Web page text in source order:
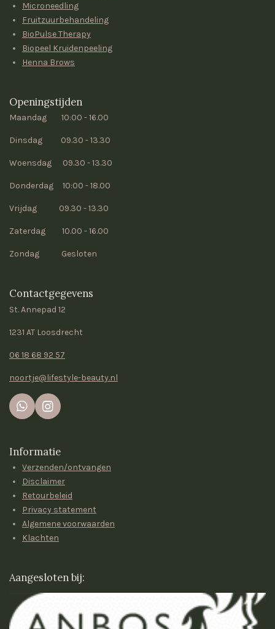
Microneedling
Fruitzuurbehandeling
BioPulse Therapy
Biopeel Kruidenpeeling
Henna Brows
Openingstijden
Maandag 10:00 - 16.00
Dinsdag 09.30 - 13.30
Woensdag 09.30 - 13.30
Donderdag 10:00 - 18.00
Vrijdag 09.30 - 13.30
Zaterdag 10.00 - 16.00
Zondag Gesloten
Contactgegevens
St. Annepad 12
1231 AT Loosdrecht
06 18 68 92 57
noortje@lifestyle-beauty.nl
W
h
t
s
A
p
p
I
n
t
a
g
r
a
Informatie
Verzenden/ontvangen
Disclaimer
Retourbeleid
Privacy statement
Algemene voorwaarden
Klachten
Aangesloten bij: